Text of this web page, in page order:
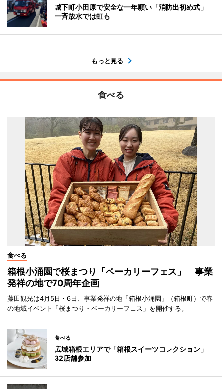
城下町小田原で安全な一年願い「消防出初め式」
一斉放水では虹も
もっと見る
食べる
食べる
箱根小涌園で桜まつり「ベーカリーフェス」 事業
発祥の地で70周年企画
藤田観光は4月5日・6日、事業発祥の地「箱根小涌園」（箱根町）で春
の地域イベント「桜まつり・ベーカリーフェス」を開催する。
食べる
広域箱根エリアで「箱根スイーツコレクション」
32店舗参加